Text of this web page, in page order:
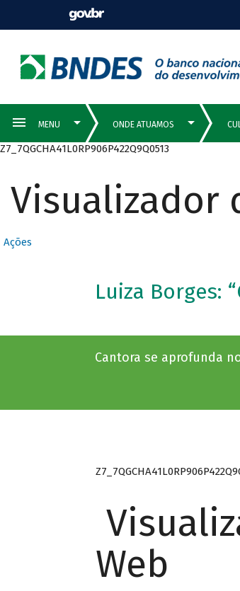
Z7_7QGCHA41L0RP906P422Q9Q0513
Visualizador
Ações
Luiza Borges:
Cantora se aprofunda
Web